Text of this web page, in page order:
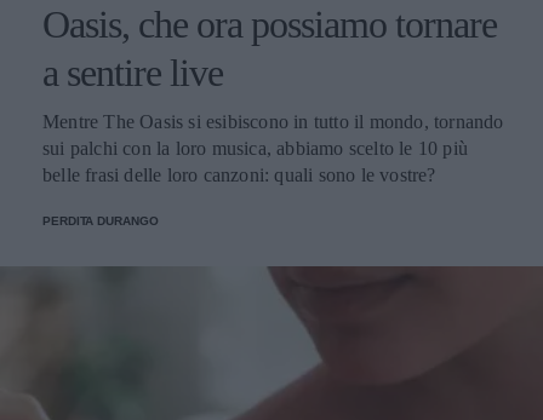
Oasis, che ora possiamo tornare
a sentire live
Mentre The Oasis si esibiscono in tutto il mondo, tornando
sui palchi con la loro musica, abbiamo scelto le 10 più
belle frasi delle loro canzoni: quali sono le vostre?
PERDITA DURANGO